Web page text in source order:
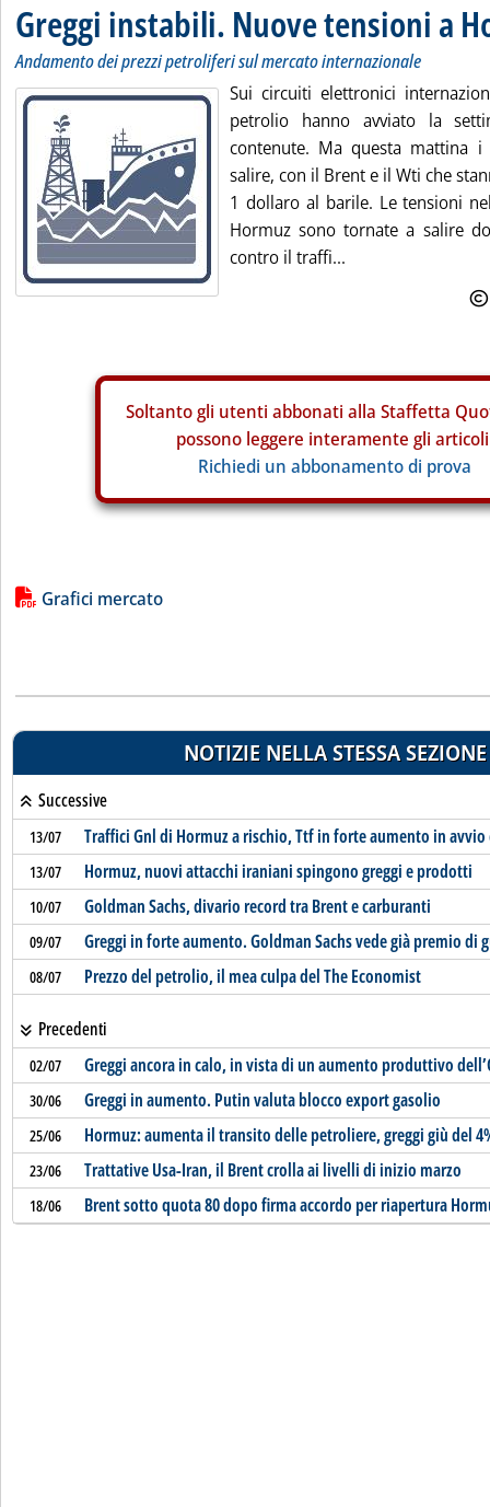
Greggi instabili. Nuove tensioni a
Andamento dei prezzi petroliferi sul mercato internazionale
Sui circuiti elettronici
petrolio hanno avviato la
contenute. Ma questa mattina
salire, con il Brent e il Wti che
1 dollaro al barile. Le tensioni
Hormuz sono tornate a salire
contro il traffi...
Soltanto gli utenti abbonati alla Staffetta
possono leggere interamente gli
Richiedi un abbonamento di prova
Lista allegati PDF alla notizia
Grafici mercato
NOTIZIE NELLA STESSA SEZIONE
Successive
13/07 Traffici Gnl di Hormuz a rischio, Ttf in forte aumento in
13/07 Hormuz, nuovi attacchi iraniani spingono greggi e prodotti
10/07 Goldman Sachs, divario record tra Brent e carburanti
09/07 Greggi in forte aumento. Goldman Sachs vede già premio di
08/07 Prezzo del petrolio, il mea culpa del The Economist
Precedenti
02/07 Greggi ancora in calo, in vista di un aumento produttivo
30/06 Greggi in aumento. Putin valuta blocco export gasolio
25/06 Hormuz: aumenta il transito delle petroliere, greggi giù del
23/06 Trattative Usa-Iran, il Brent crolla ai livelli di inizio marzo
18/06 Brent sotto quota 80 dopo firma accordo per riapertura